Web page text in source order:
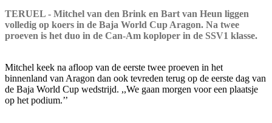
TERUEL - Mitchel van den Brink en Bart van Heun liggen
volledig op koers in de Baja World Cup Aragon. Na twee
proeven is het duo in de Can-Am koploper in de SSV1 klasse.
Mitchel keek na afloop van de eerste twee proeven in het
binnenland van Aragon dan ook tevreden terug op de eerste dag van
de Baja World Cup wedstrijd. ,,We gaan morgen voor een plaatsje
op het podium.’’